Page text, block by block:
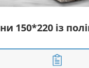
150*220 із